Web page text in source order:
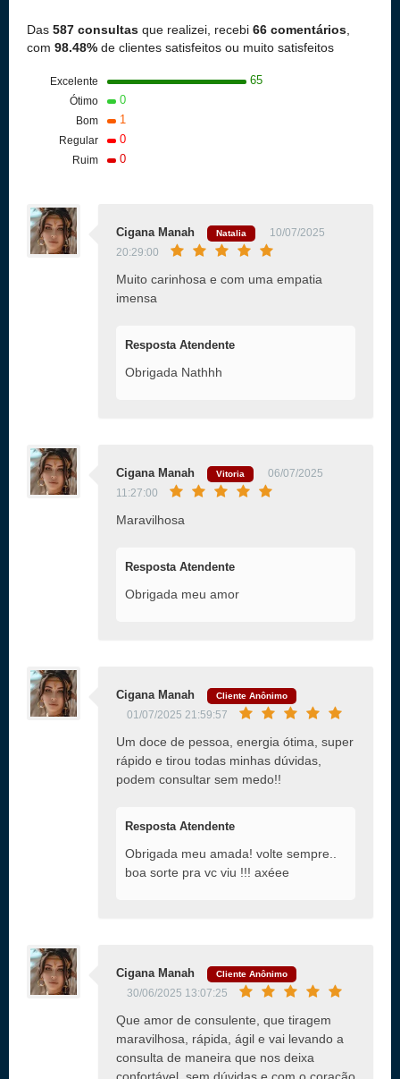
Das 587 consultas que realizei, recebi 66 comentários
com 98.48% de clientes satisfeitos ou muito satisfeitos
Excelente 65
Ótimo 0
Bom 1
Regular 0
Ruim 0
Cigana Manah Natalia
10/07/2025
20:29:00
Muito carinhosa e com uma empatia
imensa
Resposta Atendente
Obrigada Nathhh
Cigana Manah Vitoria
06/07/2025
11:27:00
Maravilhosa
Resposta Atendente
Obrigada meu amor
Cigana Manah Cliente Anônimo
01/07/2025 21:59:57
Um doce de pessoa, energia ótima, super
rápido e tirou todas minhas dúvidas,
podem consultar sem medo!!
Resposta Atendente
Obrigada meu amada! volte sempre..
boa sorte pra vc viu !!! axéee
Cigana Manah Cliente Anônimo
30/06/2025 13:07:25
Que amor de consulente, que tiragem
maravilhosa, rápida, ágil e vai levando a
consulta de maneira que nos deixa